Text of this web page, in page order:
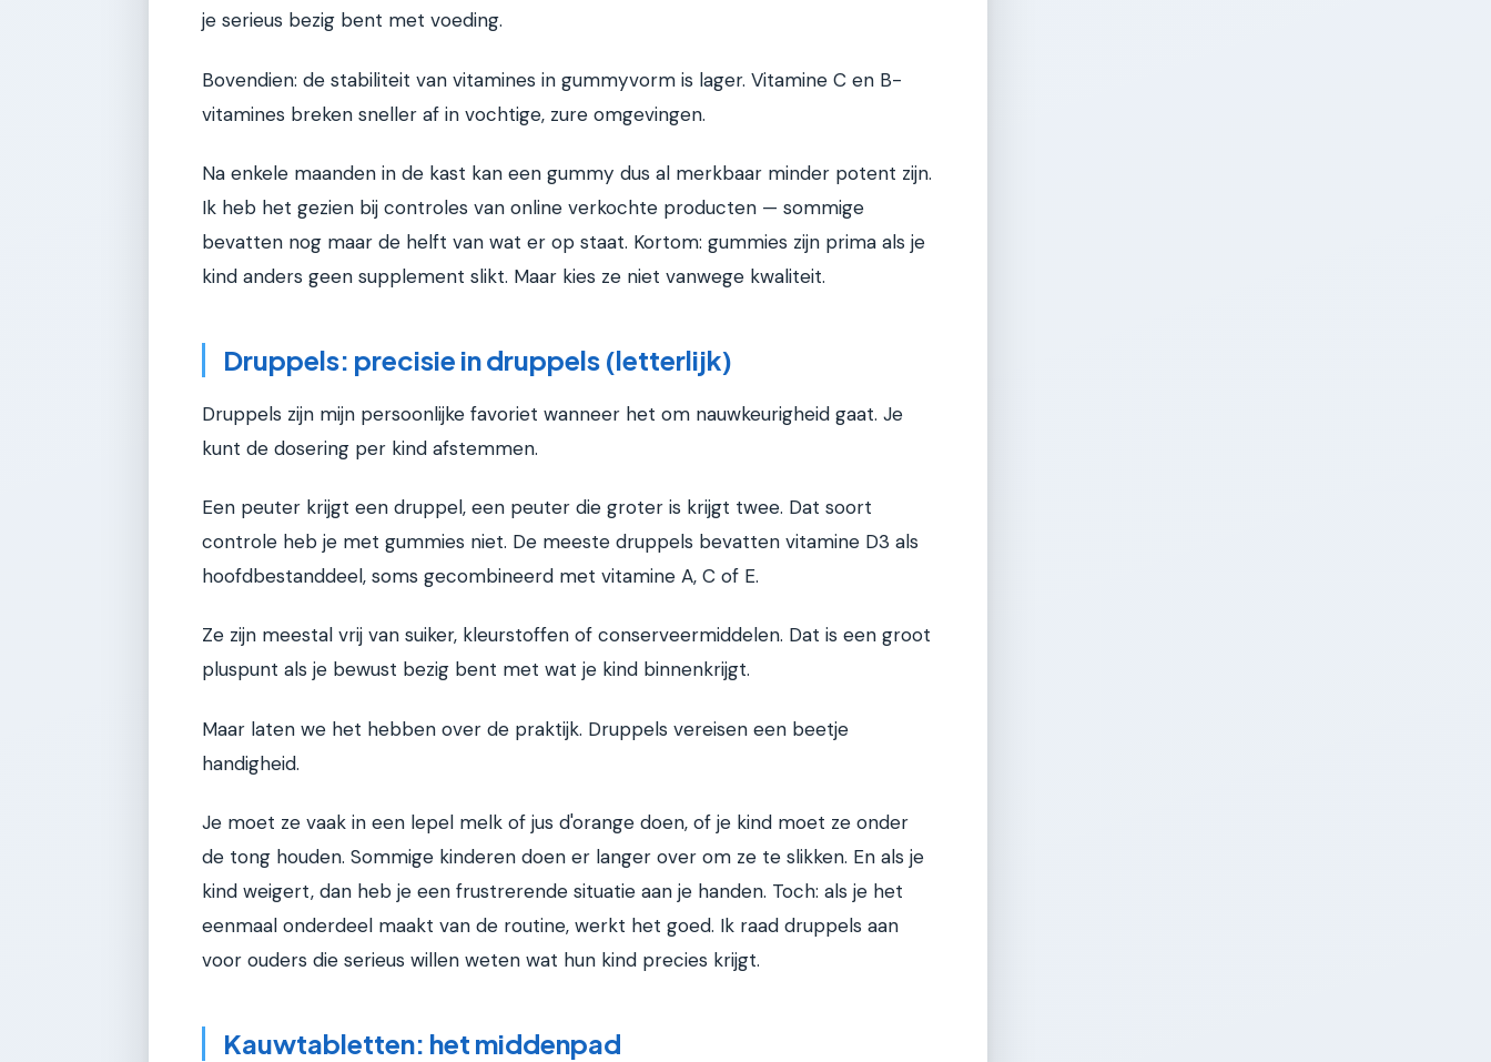
je serieus bezig bent met voeding.
Bovendien: de stabiliteit van vitamines in gummyvorm is lager. Vitamine C en B-
vitamines breken sneller af in vochtige, zure omgevingen.
Na enkele maanden in de kast kan een gummy dus al merkbaar minder potent zijn.
Ik heb het gezien bij controles van online verkochte producten — sommige
bevatten nog maar de helft van wat er op staat. Kortom: gummies zijn prima als je
kind anders geen supplement slikt. Maar kies ze niet vanwege kwaliteit.
Druppels: precisie in druppels (letterlijk)
Druppels zijn mijn persoonlijke favoriet wanneer het om nauwkeurigheid gaat. Je
kunt de dosering per kind afstemmen.
Een peuter krijgt een druppel, een peuter die groter is krijgt twee. Dat soort
controle heb je met gummies niet. De meeste druppels bevatten vitamine D3 als
hoofdbestanddeel, soms gecombineerd met vitamine A, C of E.
Ze zijn meestal vrij van suiker, kleurstoffen of conserveermiddelen. Dat is een groot
pluspunt als je bewust bezig bent met wat je kind binnenkrijgt.
Maar laten we het hebben over de praktijk. Druppels vereisen een beetje
handigheid.
Je moet ze vaak in een lepel melk of jus d'orange doen, of je kind moet ze onder
de tong houden. Sommige kinderen doen er langer over om ze te slikken. En als je
kind weigert, dan heb je een frustrerende situatie aan je handen. Toch: als je het
eenmaal onderdeel maakt van de routine, werkt het goed. Ik raad druppels aan
voor ouders die serieus willen weten wat hun kind precies krijgt.
Kauwtabletten: het middenpad